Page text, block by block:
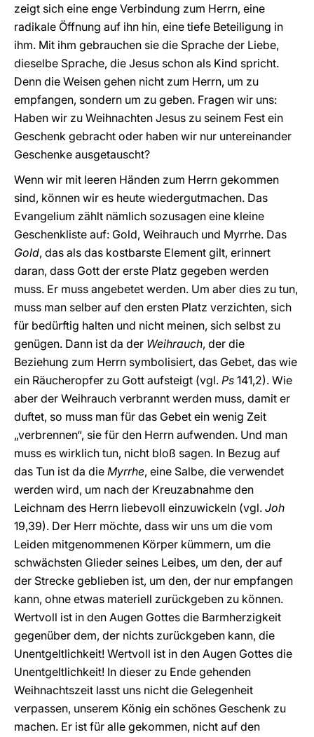
zeigt sich eine enge Verbindung zum Herrn, eine
radikale Öffnung auf ihn hin, eine tiefe Beteiligung in
ihm. Mit ihm gebrauchen sie die Sprache der Liebe,
dieselbe Sprache, die Jesus schon als Kind spricht.
Denn die Weisen gehen nicht zum Herrn, um zu
empfangen, sondern um zu geben. Fragen wir uns:
Haben wir zu Weihnachten Jesus zu seinem Fest ein
Geschenk gebracht oder haben wir nur untereinander
Geschenke ausgetauscht?
Wenn wir mit leeren Händen zum Herrn gekommen
sind, können wir es heute wiedergutmachen. Das
Evangelium zählt nämlich sozusagen eine kleine
Geschenkliste auf: Gold, Weihrauch und Myrrhe. Das
Gold, das als das kostbarste Element gilt, erinnert
daran, dass Gott der erste Platz gegeben werden
muss. Er muss angebetet werden. Um aber dies zu tun,
muss man selber auf den ersten Platz verzichten, sich
für bedürftig halten und nicht meinen, sich selbst zu
genügen. Dann ist da der Weihrauch, der die
Beziehung zum Herrn symbolisiert, das Gebet, das wie
ein Räucheropfer zu Gott aufsteigt (vgl. Ps 141,2). Wie
aber der Weihrauch verbrannt werden muss, damit er
duftet, so muss man für das Gebet ein wenig Zeit
„verbrennen“, sie für den Herrn aufwenden. Und man
muss es wirklich tun, nicht bloß sagen. In Bezug auf
das Tun ist da die Myrrhe, eine Salbe, die verwendet
werden wird, um nach der Kreuzabnahme den
Leichnam des Herrn liebevoll einzuwickeln (vgl. Joh
19,39). Der Herr möchte, dass wir uns um die vom
Leiden mitgenommenen Körper kümmern, um die
schwächsten Glieder seines Leibes, um den, der auf
der Strecke geblieben ist, um den, der nur empfangen
kann, ohne etwas materiell zurückgeben zu können.
Wertvoll ist in den Augen Gottes die Barmherzigkeit
gegenüber dem, der nichts zurückgeben kann, die
Unentgeltlichkeit! Wertvoll ist in den Augen Gottes die
Unentgeltlichkeit! In dieser zu Ende gehenden
Weihnachtszeit lasst uns nicht die Gelegenheit
verpassen, unserem König ein schönes Geschenk zu
machen. Er ist für alle gekommen, nicht auf den